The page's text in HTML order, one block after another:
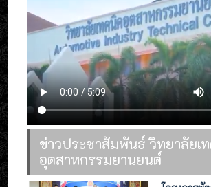
ข่าวประชาสัมพันธ์ วิทยาลัยเ
อุตสาหกรรมยานยนต์